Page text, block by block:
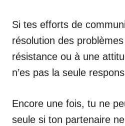
Si tes efforts de
résolution des
résistance ou à une
n’es pas la seule
Encore une fois, tu ne
seule si ton partenaire ne